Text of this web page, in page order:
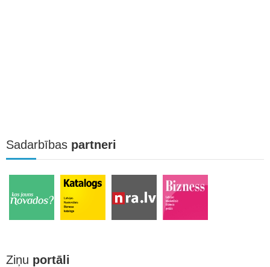
Sadarbības partneri
Ziņu portāli